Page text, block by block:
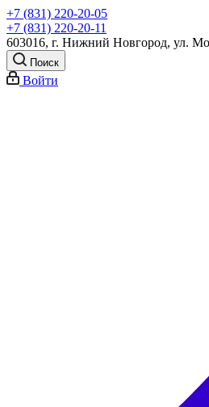
+7 (831) 220-20-05
+7 (831) 220-20-11
603016, г. Нижний Новгород, ул.
Поиск
Войти